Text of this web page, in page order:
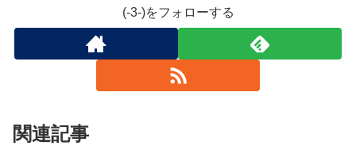
(-3-)をフォローする
関連記事